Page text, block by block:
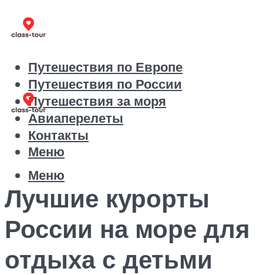
Путешествия по Европе
Путешествия по России
Путешествия за моря
Авиаперелеты
Контакты
Меню
Меню
Лучшие курорты
России на море для
отдыха с детьми